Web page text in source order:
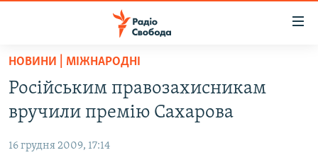
Перейти
основного
матеріалу
Перейти
до
СТАТТІ
ПОЛІТИКА
ВІЙНА
НОВИНИ | МІЖНАРОДНІ
Російським правозахисникам
вручили премію Сахарова
16 грудня 2009, 17:14